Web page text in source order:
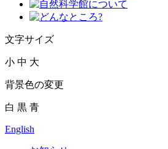
文字サイズ
小 中 大
背景色の変更
白 黒 青
English